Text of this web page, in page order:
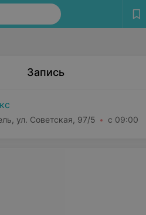
Запись
ул. Советская, 97/5 с 09:00